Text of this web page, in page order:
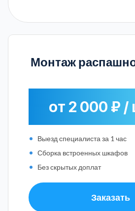
Монтаж
от 2 000 ₽
Выезд специалиста за 1 час
Сборка встроенных шкафов
Без скрытых доплат
Заказать